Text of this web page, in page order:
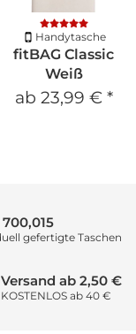
Handytasche
fitBAG Classic
Weiß
ab 23,99 € *
966,687
gefertigte Taschen
Versand ab 2,50 €
KOSTENLOS ab 40 €